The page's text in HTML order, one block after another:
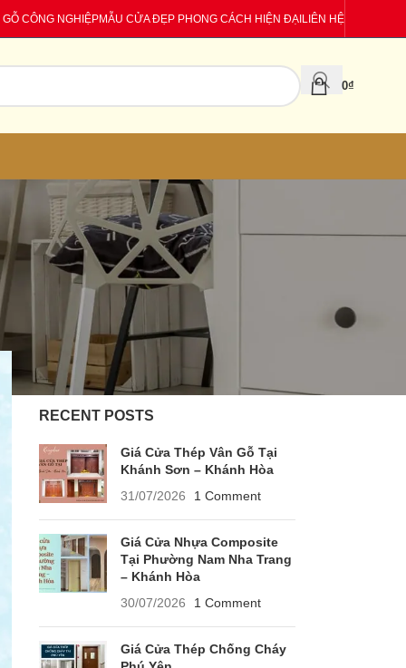
GỖ CÔNG NGHIỆPMẪU CỬA ĐẸP PHONG CÁCH HIỆN ĐẠILIÊN HỆ
0₫
CATEGORIES
Báo giá
Tin tức
RECENT POSTS
Giá Cửa Thép Vân Gỗ Tại
Khánh Sơn – Khánh Hòa
31/07/2026
1 Comment
Giá Cửa Nhựa Composite
Tại Phường Nam Nha Trang
– Khánh Hòa
30/07/2026
1 Comment
Giá Cửa Thép Chống Cháy